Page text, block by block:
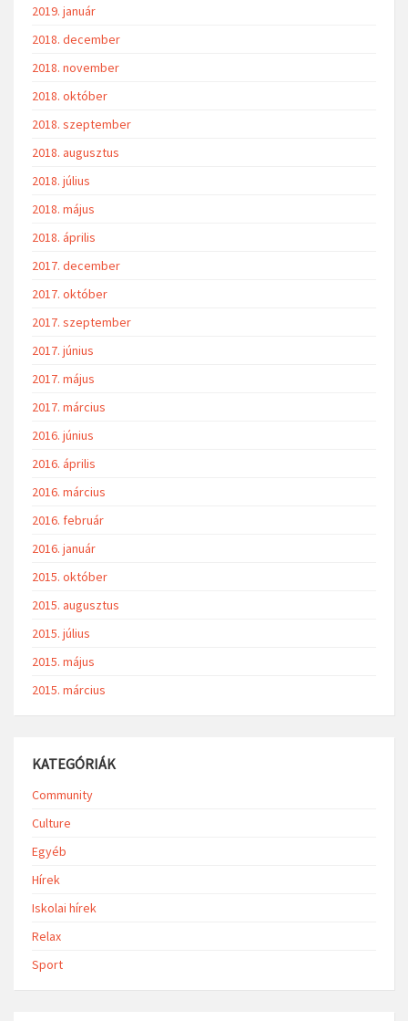
2019. január
2018. december
2018. november
2018. október
2018. szeptember
2018. augusztus
2018. július
2018. május
2018. április
2017. december
2017. október
2017. szeptember
2017. június
2017. május
2017. március
2016. június
2016. április
2016. március
2016. február
2016. január
2015. október
2015. augusztus
2015. július
2015. május
2015. március
KATEGÓRIÁK
Community
Culture
Egyéb
Hírek
Iskolai hírek
Relax
Sport